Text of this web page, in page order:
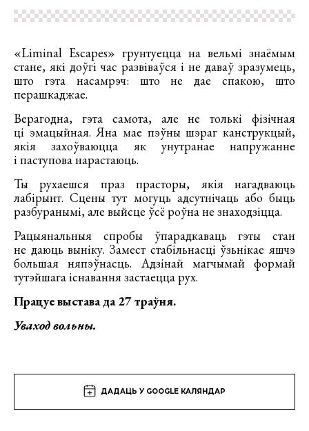
«Liminal Escapes» грунтуецца на вельмі знаёмым
стане, які доўгі час развіваўся і не даваў зразумець,
што гэта насамрэч: што не дае спакою, што
перашкаджае.
Верагодна, гэта самота, але не толькі фізічная
ці эмацыйная. Яна мае пэўны шэраг канструкцый,
якія захоўваюцца як унутранае напружанне
і паступова нарастаюць.
Ты рухаешся праз прасторы, якія нагадваюць
лабірынт. Сцены тут могуць адсутнічаць або быць
разбуранымі, але выйсце ўсё роўна не знаходзіцца.
Рацыянальныя спробы ўпарадкаваць гэты стан
не даюць выніку. Замест стабільнасці ўзьнікае яшчэ
большая няпэўнасць. Адзінай магчымай формай
тутэйшага існавання застаецца рух.
Працуе выстава да 27 траўня.
Уваход вольны.
ДАДАЦЬ У GOOGLE КАЛЯНДАР